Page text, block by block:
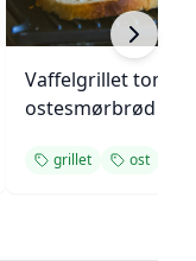
Vaffelgrillet
ostesmørbrød
grillet ost